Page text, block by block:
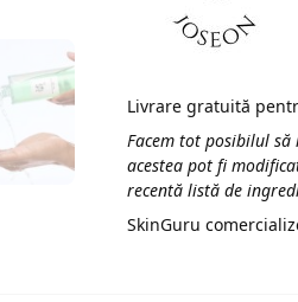
Livrare gratuită
Facem tot posibilul
acestea pot fi
recentă listă de
SkinGuru